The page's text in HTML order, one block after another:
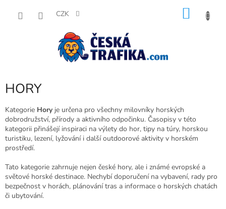
CZK
HORY
Kategorie Hory je určena pro všechny milovníky horských
dobrodružství, přírody a aktivního odpočinku. Časopisy v této
kategorii přinášejí inspiraci na výlety do hor, tipy na túry, horskou
turistiku, lezení, lyžování i další outdoorové aktivity v horském
prostředí.
Tato kategorie zahrnuje nejen české hory, ale i známé evropské a
světové horské destinace. Nechybí doporučení na vybavení, rady pro
bezpečnost v horách, plánování tras a informace o horských chatách
či ubytování.